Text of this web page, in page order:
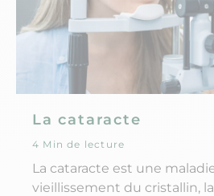
La cataracte
4 Min de lecture
La cataracte est une
vieillissement du cristallin,